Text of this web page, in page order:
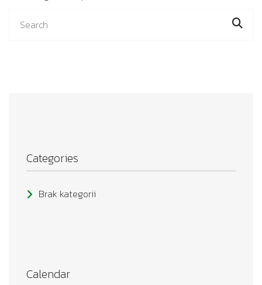
Categories
Brak kategorii
Calendar